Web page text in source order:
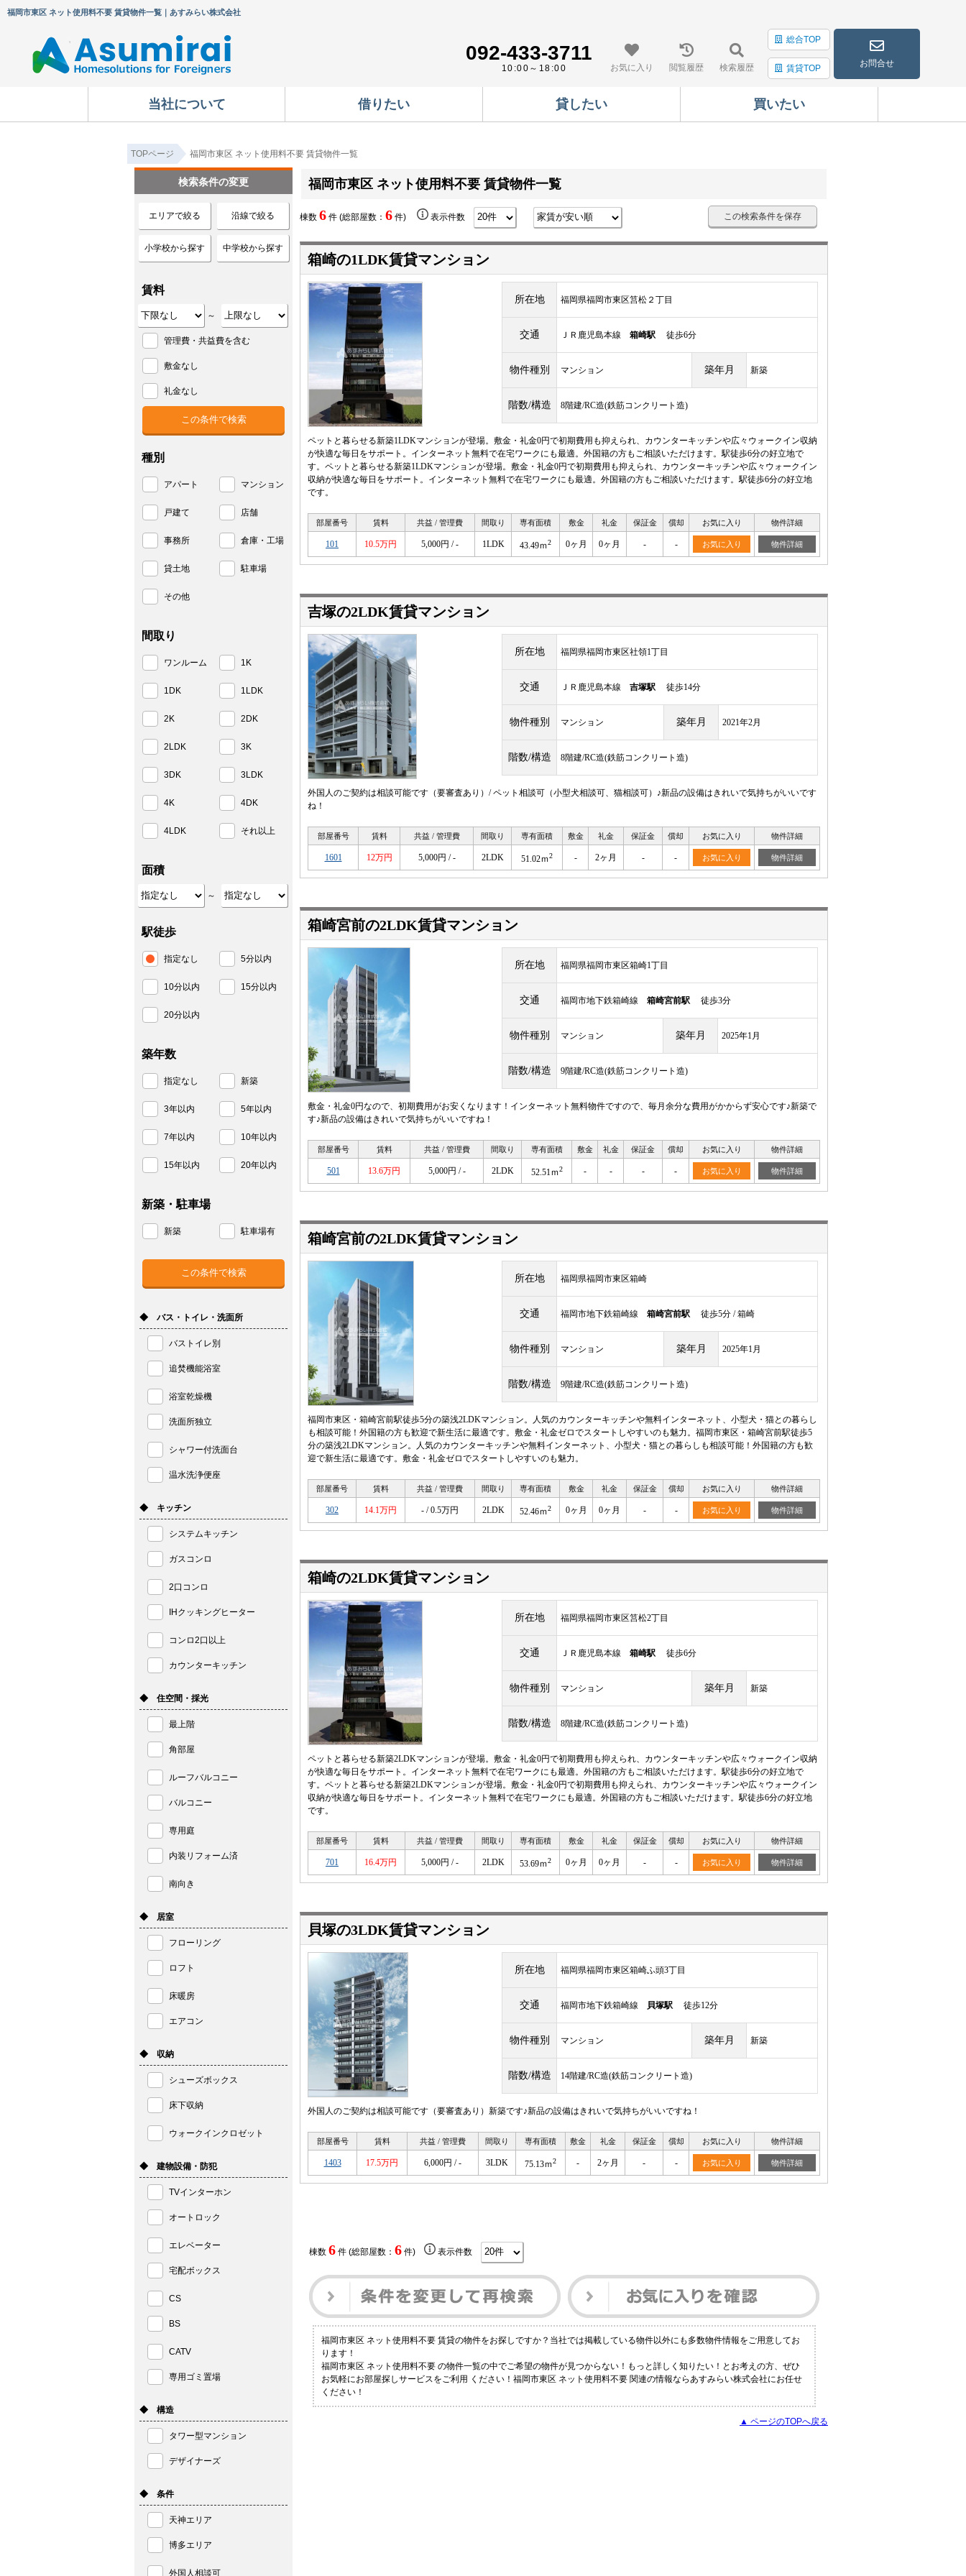
福岡市東区 ネット使用料不要 賃貸物件一覧｜あすみらい株式会社
092-433-3711
10:00～18:00 お気に入り 閲覧履歴 検索履歴
総合TOP
賃貸TOP お問合せ
当社について 借りたい 貸したい 買いたい
TOPページ 福岡市東区 ネット使用料不要 賃貸物件一覧
福岡市東区 ネット使用料不要 賃貸物件一覧
棟数 6 件 (総部屋数： 6 件) 表示件数 この検索条件を保存
箱崎の1LDK賃貸マンション
所在地 福岡県福岡市東区筥松２丁目
交通 ＪＲ鹿児島本線 箱崎駅 徒歩6分
物件種別 マンション 築年月 新築
階数/構造 8階建/RC造(鉄筋コンクリート造)
ペットと暮らせる新築1LDKマンションが登場。敷金・礼金0円で初期費用も抑えられ、カウンターキッチンや広々ウォークイン収納
が快適な毎日をサポート。インターネット無料で在宅ワークにも最適。外国籍の方もご相談いただけます。駅徒歩6分の好立地で
す。ペットと暮らせる新築1LDKマンションが登場。敷金・礼金0円で初期費用も抑えられ、カウンターキッチンや広々ウォークイン
収納が快適な毎日をサポート。インターネット無料で在宅ワークにも最適。外国籍の方もご相談いただけます。駅徒歩6分の好立地
です。
部屋番号 賃料 共益 / 管理費 間取り 専有面積 敷金 礼金 保証金 償却 お気に入り 物件詳細
101 10.5万円 5,000円 / - 1LDK 43.49ｍ2 0ヶ月 0ヶ月 - - お気に入り 物件詳細
吉塚の2LDK賃貸マンション
所在地 福岡県福岡市東区社領1丁目
交通 ＪＲ鹿児島本線 吉塚駅 徒歩14分
物件種別 マンション 築年月 2021年2月
階数/構造 8階建/RC造(鉄筋コンクリート造)
外国人のご契約は相談可能です（要審査あり）/ ペット相談可（小型犬相談可、猫相談可）♪新品の設備はきれいで気持ちがいいです
ね！
部屋番号 賃料 共益 / 管理費 間取り 専有面積 敷金 礼金 保証金 償却 お気に入り 物件詳細
1601 12万円 5,000円 / - 2LDK 51.02ｍ2 - 2ヶ月 - - お気に入り 物件詳細
箱崎宮前の2LDK賃貸マンション
所在地 福岡県福岡市東区箱崎1丁目
交通 福岡市地下鉄箱崎線 箱崎宮前駅 徒歩3分
物件種別 マンション 築年月 2025年1月
階数/構造 9階建/RC造(鉄筋コンクリート造)
敷金・礼金0円なので、初期費用がお安くなります！インターネット無料物件ですので、毎月余分な費用がかからず安心です♪新築で
す♪新品の設備はきれいで気持ちがいいですね！
部屋番号 賃料 共益 / 管理費 間取り 専有面積 敷金 礼金 保証金 償却 お気に入り 物件詳細
501 13.6万円 5,000円 / - 2LDK 52.51ｍ2 - - - - お気に入り 物件詳細
箱崎宮前の2LDK賃貸マンション
所在地 福岡県福岡市東区箱崎
交通 福岡市地下鉄箱崎線 箱崎宮前駅 徒歩5分 / 箱崎
物件種別 マンション 築年月 2025年1月
階数/構造 9階建/RC造(鉄筋コンクリート造)
福岡市東区・箱崎宮前駅徒歩5分の築浅2LDKマンション。人気のカウンターキッチンや無料インターネット、小型犬・猫との暮らし
も相談可能！外国籍の方も歓迎で新生活に最適です。敷金・礼金ゼロでスタートしやすいのも魅力。福岡市東区・箱崎宮前駅徒歩5
分の築浅2LDKマンション。人気のカウンターキッチンや無料インターネット、小型犬・猫との暮らしも相談可能！外国籍の方も歓
迎で新生活に最適です。敷金・礼金ゼロでスタートしやすいのも魅力。
部屋番号 賃料 共益 / 管理費 間取り 専有面積 敷金 礼金 保証金 償却 お気に入り 物件詳細
302 14.1万円 - / 0.5万円 2LDK 52.46ｍ2 0ヶ月 0ヶ月 - - お気に入り 物件詳細
箱崎の2LDK賃貸マンション
所在地 福岡県福岡市東区筥松2丁目
交通 ＪＲ鹿児島本線 箱崎駅 徒歩6分
物件種別 マンション 築年月 新築
階数/構造 8階建/RC造(鉄筋コンクリート造)
ペットと暮らせる新築2LDKマンションが登場。敷金・礼金0円で初期費用も抑えられ、カウンターキッチンや広々ウォークイン収納
が快適な毎日をサポート。インターネット無料で在宅ワークにも最適。外国籍の方もご相談いただけます。駅徒歩6分の好立地で
す。ペットと暮らせる新築2LDKマンションが登場。敷金・礼金0円で初期費用も抑えられ、カウンターキッチンや広々ウォークイン
収納が快適な毎日をサポート。インターネット無料で在宅ワークにも最適。外国籍の方もご相談いただけます。駅徒歩6分の好立地
です。
部屋番号 賃料 共益 / 管理費 間取り 専有面積 敷金 礼金 保証金 償却 お気に入り 物件詳細
701 16.4万円 5,000円 / - 2LDK 53.69ｍ2 0ヶ月 0ヶ月 - - お気に入り 物件詳細
貝塚の3LDK賃貸マンション
所在地 福岡県福岡市東区箱崎ふ頭3丁目
交通 福岡市地下鉄箱崎線 貝塚駅 徒歩12分
物件種別 マンション 築年月 新築
階数/構造 14階建/RC造(鉄筋コンクリート造)
外国人のご契約は相談可能です（要審査あり）新築です♪新品の設備はきれいで気持ちがいいですね！
部屋番号 賃料 共益 / 管理費 間取り 専有面積 敷金 礼金 保証金 償却 お気に入り 物件詳細
1403 17.5万円 6,000円 / - 3LDK 75.13ｍ2 - 2ヶ月 - - お気に入り 物件詳細
棟数 6件 (総部屋数： 6件) 表示件数
福岡市東区 ネット使用料不要 賃貸の物件をお探しですか？当社では掲載している物件以外にも多数物件情報をご用意してお
ります！
福岡市東区 ネット使用料不要 の物件一覧の中でご希望の物件が見つからない！もっと詳しく知りたい！とお考えの方、ぜひ
お気軽にお部屋探しサービスをご利用 ください！福岡市東区 ネット使用料不要 関連の情報ならあすみらい株式会社にお任せ
ください！
▲ ページのTOPへ戻る
検索条件の変更
エリアで絞る 沿線で絞る
小学校から探す 中学校から探す
賃料
～
管理費・共益費を含む
敷金なし
礼金なし
種別
アパート マンション
戸建て 店舗
事務所 倉庫・工場
貸土地 駐車場
その他
間取り
ワンルーム 1K
1DK 1LDK
2K 2DK
2LDK 3K
3DK 3LDK
4K 4DK
4LDK それ以上
面積
～
駅徒歩
指定なし 5分以内
10分以内 15分以内
20分以内
築年数
指定なし 新築
3年以内 5年以内
7年以内 10年以内
15年以内 20年以内
新築・駐車場
新築 駐車場有
◆ バス・トイレ・洗面所
バストイレ別
追焚機能浴室
浴室乾燥機
洗面所独立
シャワー付洗面台
温水洗浄便座
◆ キッチン
システムキッチン
ガスコンロ
2口コンロ
IHクッキングヒーター
コンロ2口以上
カウンターキッチン
◆ 住空間・採光
最上階
角部屋
ルーフバルコニー
バルコニー
専用庭
内装リフォーム済
南向き
◆ 居室
フローリング
ロフト
床暖房
エアコン
◆ 収納
シューズボックス
床下収納
ウォークインクロゼット
◆ 建物設備・防犯
TVインターホン
オートロック
エレベーター
宅配ボックス
CS
BS
CATV
専用ゴミ置場
◆ 構造
タワー型マンション
デザイナーズ
◆ 条件
天神エリア
博多エリア
外国人相談可